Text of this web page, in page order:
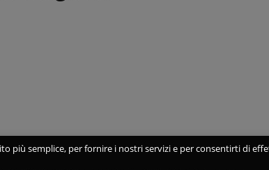
più semplice, per fornire i nostri servizi e per consentirti di